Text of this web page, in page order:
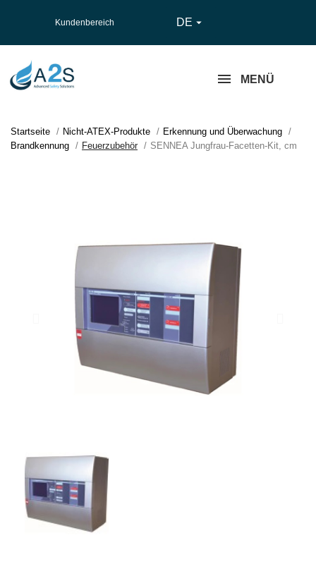
Kundenbereich DE 
MENÜ
Startseite Nicht-ATEX-Produkte
Erkennung und Überwachung
Brandkennung
Feuerzubehör SENNEA Jungfrau-Facetten-Kit, cm